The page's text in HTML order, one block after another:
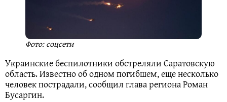
Фото: соцсети
Украинские беспилотники обстреляли Саратовскую
область. Известно об одном погибшем, еще несколько
человек пострадали, сообщил глава региона Роман
Бусаргин.